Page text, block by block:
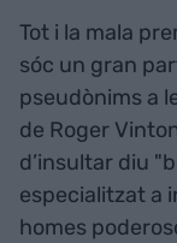
Tot i la mala
sóc un gran
pseudònims a
de Roger
d’insultar diu
especialitzat a
homes